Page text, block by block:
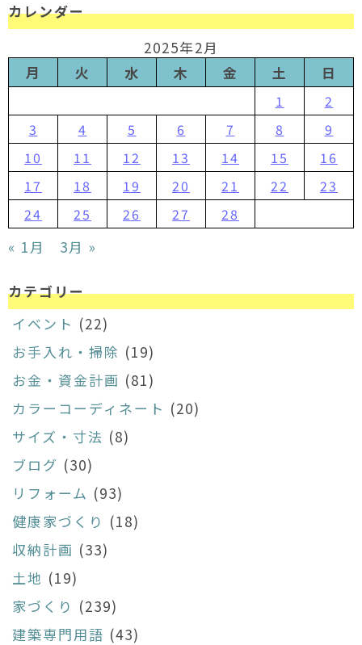
カレンダー
2025年2月
月
火 水 木 金 土 日
1
2
3
4 5 6 7 8
9
10
11 12 13 14 15
16
17
18 19 20 21 22
23
24
25 26 27 28
« 1月 3月 »
カテゴリー
イベント (22)
お手入れ・掃除 (19)
お金・資金計画 (81)
カラーコーディネート (20)
サイズ・寸法 (8)
ブログ (30)
リフォーム (93)
健康家づくり (18)
収納計画 (33)
土地 (19)
家づくり (239)
建築専門用語 (43)